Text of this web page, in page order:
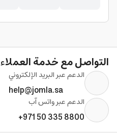
التواصل مع خدمة العملاء
الدعم عبر البريد الإلكتروني
help@jomla.sa
الدعم عبر واتس آب
+971 50 335 8800